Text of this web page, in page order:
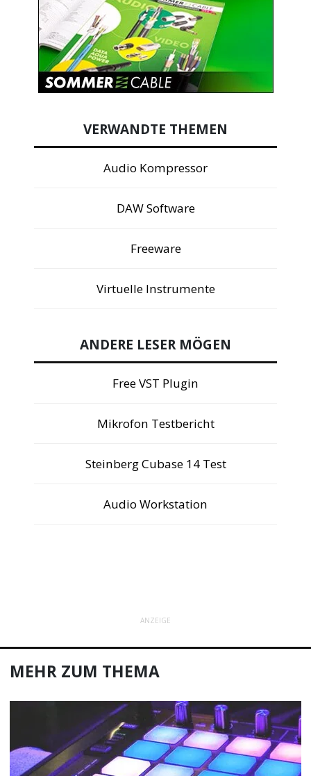
VERWANDTE THEMEN
Audio Kompressor
DAW Software
Freeware
Virtuelle Instrumente
ANDERE LESER MÖGEN
Free VST Plugin
Mikrofon Testbericht
Steinberg Cubase 14 Test
Audio Workstation
ANZEIGE
MEHR ZUM THEMA